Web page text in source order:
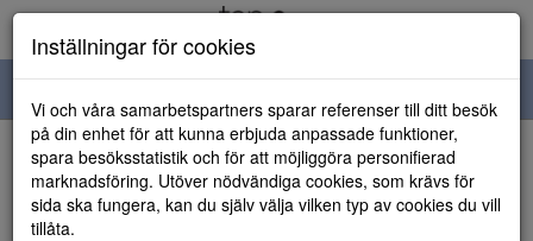
navigation
HEM
Inställningar för cookies
Vi och våra samarbetspartners sparar referenser till ditt besök
på din enhet för att kunna erbjuda anpassade funktioner,
spara besöksstatistik och för att möjliggöra personifierad
marknadsföring. Utöver nödvändiga cookies, som krävs för
sida ska fungera, kan du själv välja vilken typ av cookies du vill
tillåta.